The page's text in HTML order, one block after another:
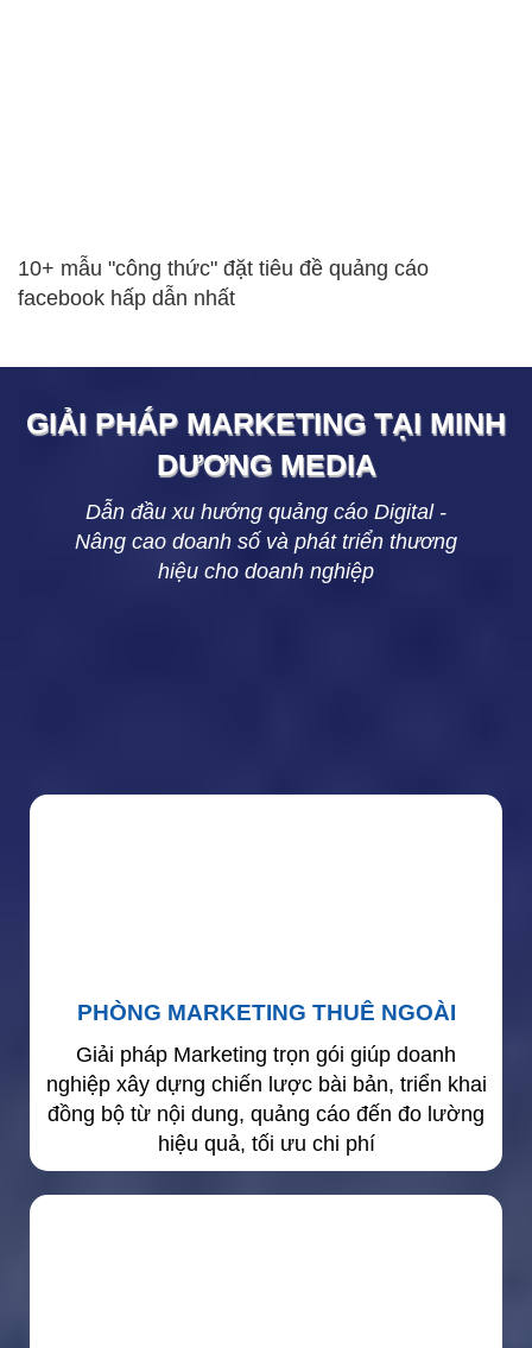
10+ mẫu "công thức" đặt tiêu đề quảng cáo
facebook hấp dẫn nhất
GIẢI PHÁP MARKETING TẠI MINH
DƯƠNGMEDIA
Dẫn đầu xu hướng quảng cáo Digital -
Nâng cao doanh số và phát triển thương
hiệu cho doanh nghiệp
PHÒNG MARKETING THUÊ NGOÀI
Giải pháp Marketing trọn gói giúp doanh
nghiệp xây dựng chiến lược bài bản, triển khai
đồng bộ từ nội dung, quảng cáo đến đo lường
hiệu quả, tối ưu chi phí